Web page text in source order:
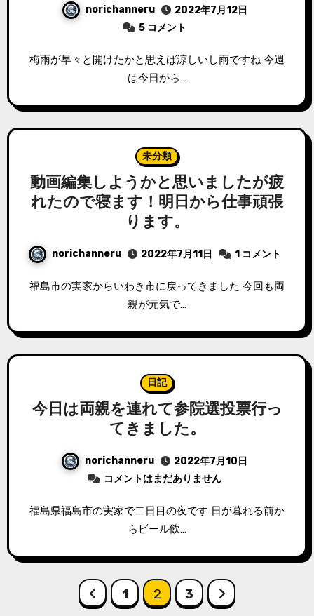
norichanneru
2022年7月12日
5 コメント
梅雨が早々と開けたかと思えば涼しいし雨ですね 今週
は今日から…
未分類
動画編集しようかと思いましたが疲
れたので寝ます！明日から仕事頑張
ります。
norichanneru 2022年7月11日 1 コメント
福島市の実家からいわき市に戻ってきました 今回も両
親が元気で…
日記
今日は両親を連れて参院選投票行っ
てきました。
norichanneru
2022年7月10日
コメントはまだありません
福島県福島市の実家で二日目の夜です 日が暮れる前か
らビール飲…
1 2 3